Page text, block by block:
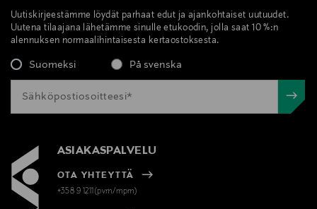
Uutiskirjeestämme löydät parhaat edut ja ajankohtaiset uutuudet.
Uutena tilaajana lähetämme sinulle etukoodin, jolla saat 10 %:n
alennuksen normaalihintaisesta kertaostoksesta.
Suomeksi På svenska
ASIAKASPALVELU
OTA YHTEYTTÄ
+358 9 1211(pvm/mpm)